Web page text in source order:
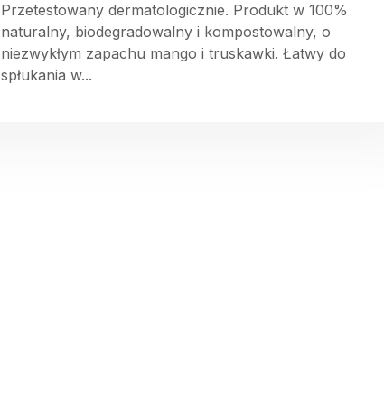
Przetestowany dermatologicznie. Produkt w 100%
naturalny, biodegradowalny i kompostowalny, o
niezwykłym zapachu mango i truskawki. Łatwy do
spłukania w...